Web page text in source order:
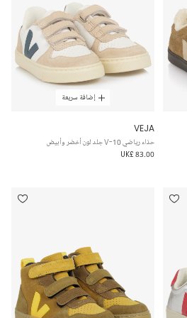
إضافة سريعة
VEJA
حذاء رياضي V-10 جلد لون أخضر وأبيض
UK£ 83.00